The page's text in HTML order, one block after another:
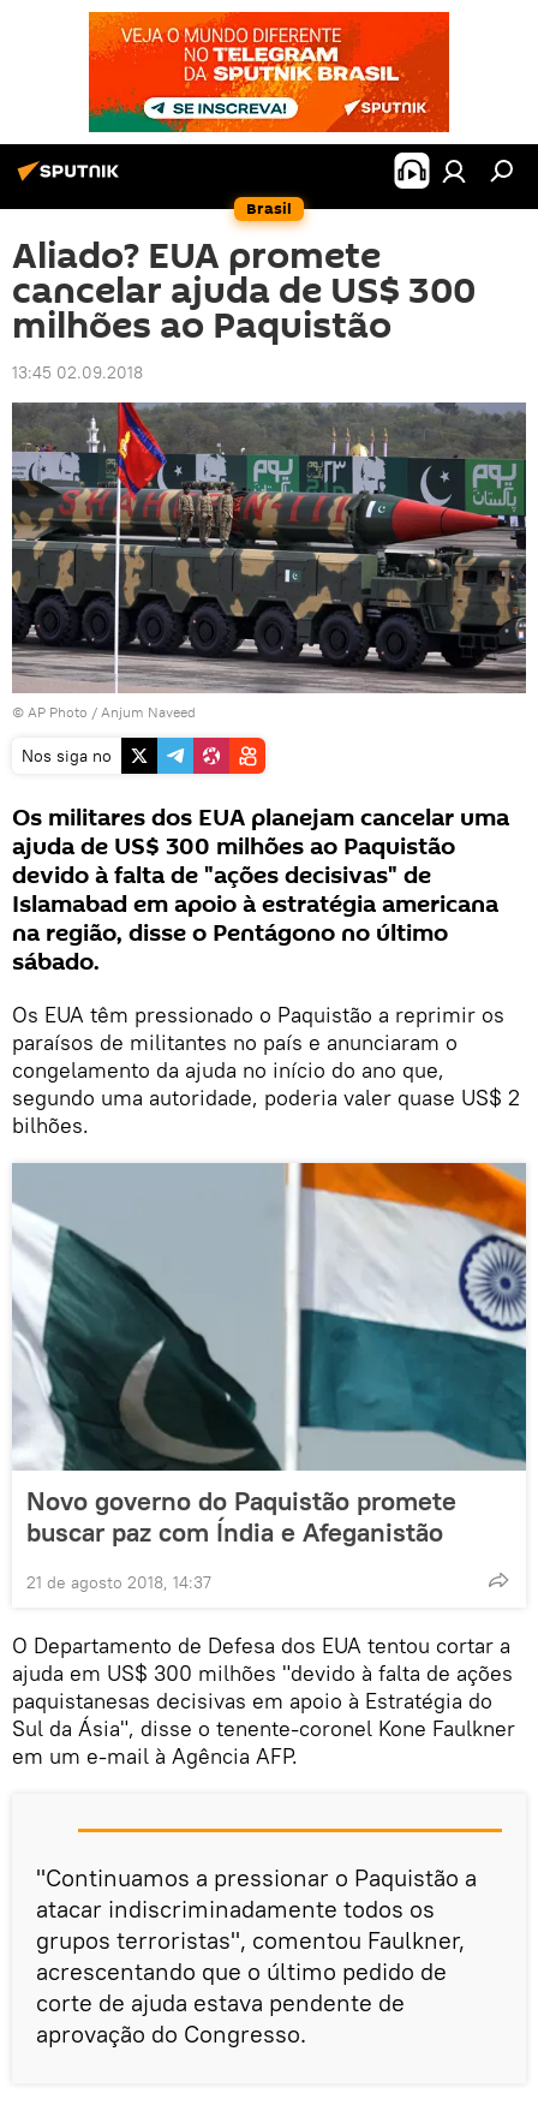
Brasil
Aliado? EUA promete
cancelar ajuda de US$ 300
milhões ao Paquistão
13:45 02.09.2018
© AP Photo / Anjum Naveed
Nos siga no
Os militares dos EUA planejam cancelar uma
ajuda de US$ 300 milhões ao Paquistão
devido à falta de "ações decisivas" de
Islamabad em apoio à estratégia americana
na região, disse o Pentágono no último
sábado.
Os EUA têm pressionado o Paquistão a reprimir os
paraísos de militantes no país e anunciaram o
congelamento da ajuda no início do ano que,
segundo uma autoridade, poderia valer quase US$ 2
bilhões.
Novo governo do Paquistão promete
buscar paz com Índia e Afeganistão
21 de agosto 2018, 14:37
O Departamento de Defesa dos EUA tentou cortar a
ajuda em US$ 300 milhões "devido à falta de ações
paquistanesas decisivas em apoio à Estratégia do
Sul da Ásia", disse o tenente-coronel Kone Faulkner
em um e-mail à Agência AFP.
"Continuamos a pressionar o Paquistão a
atacar indiscriminadamente todos os
grupos terroristas", comentou Faulkner,
acrescentando que o último pedido de
corte de ajuda estava pendente de
aprovação do Congresso.